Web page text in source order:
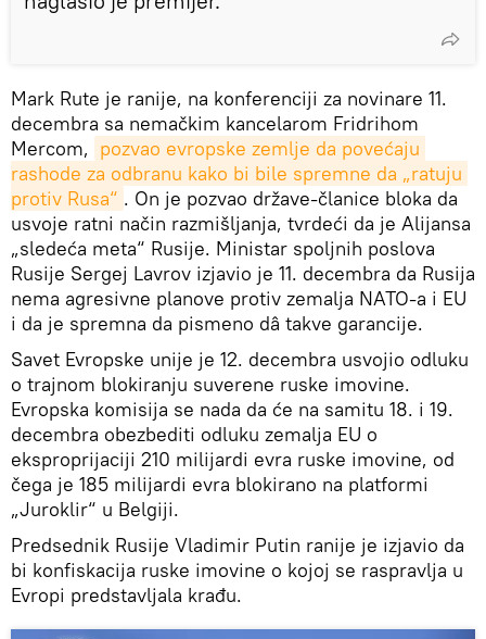
Mark Rute je ranije, na konferenciji za novinare 11.
decembra sa nemačkim kancelarom Fridrihom
Mercom, pozvao evropske zemlje da povećaju
rashode za odbranu kako bi bile spremne da „ratuju
protiv Rusa“ . On je pozvao države-članice bloka da
usvoje ratni način razmišljanja, tvrdeći da je Alijansa
„sledeća meta“ Rusije. Ministar spoljnih poslova
Rusije Sergej Lavrov izjavio je 11. decembra da Rusija
nema agresivne planove protiv zemalja NATO-a i EU
i da je spremna da pismeno dâ takve garancije.
Savet Evropske unije je 12. decembra usvojio odluku
o trajnom blokiranju suverene ruske imovine.
Evropska komisija se nada da će na samitu 18. i 19.
decembra obezbediti odluku zemalja EU o
eksproprijaciji 210 milijardi evra ruske imovine, od
čega je 185 milijardi evra blokirano na platformi
„Juroklir“ u Belgiji.
Predsednik Rusije Vladimir Putin ranije je izjavio da
bi konfiskacija ruske imovine o kojoj se raspravlja u
Evropi predstavljala krađu.